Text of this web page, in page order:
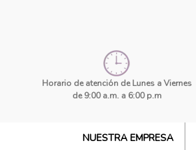
Horario de atención de Lunes a Viernes
de 9:00 a.m. a 6:00 p.m
NUESTRA EMPRESA